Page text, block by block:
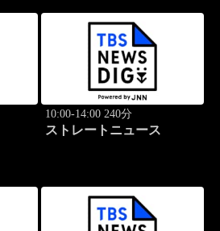
10:00-14:00 240分
ストレートニュース